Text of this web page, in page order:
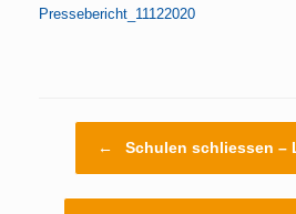
Pressebericht_11122020
← Schulen schliessen –